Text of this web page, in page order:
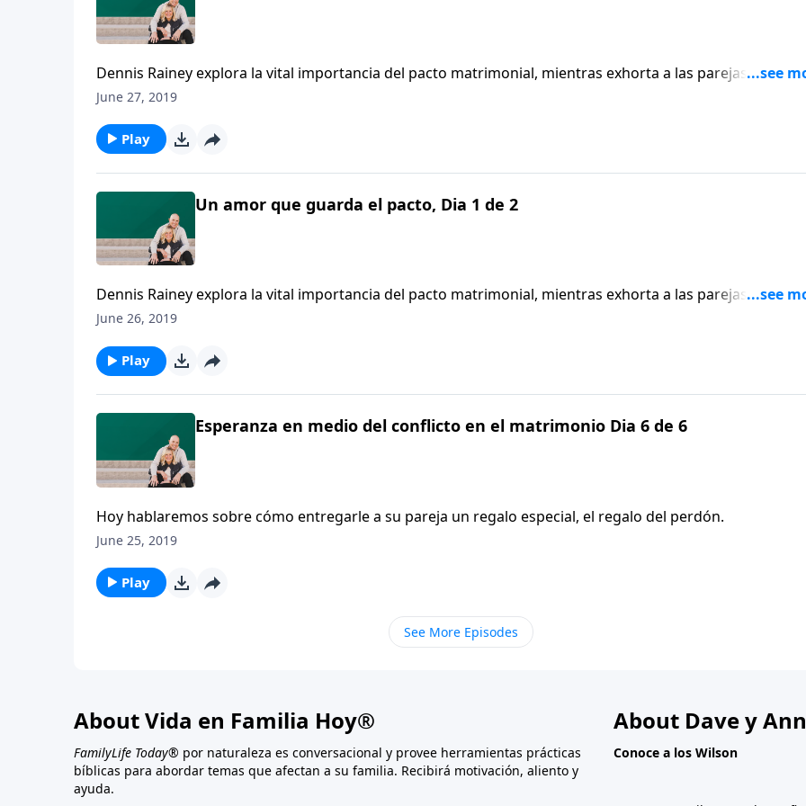
Dennis Rainey explora la vital importancia del pacto matrimonial, mientras exhorta a las parejas para
guarden su pacto, se humillen y busquen el perdón y la reconciliación.
June 27, 2019
Play
Un amor que guarda el pacto, Dia 1 de 2
Dennis Rainey explora la vital importancia del pacto matrimonial, mientras exhorta a las parejas para
guarden su pacto, se humillen y busquen el perdón y la reconciliación.
June 26, 2019
Play
Esperanza en medio del conflicto en el matrimonio Dia 6 de 6
Hoy hablaremos sobre cómo entregarle a su pareja un regalo especial, el regalo del perdón.
June 25, 2019
Play
See More Episodes
About Vida en Familia Hoy®
FamilyLife Today® por naturaleza es conversacional y provee herramientas prácticas
bíblicas para abordar temas que afectan a su familia. Recibirá motivación, aliento y
ayuda.
About Dave y
Conoce a los Wilson